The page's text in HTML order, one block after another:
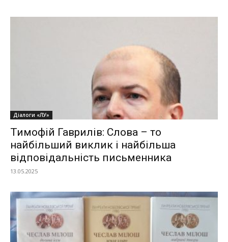
Діалоги «ЛУ»
Тимофій Гаврилів: Слова – то
найбільший виклик і найбільша
відповідальність письменника
13.05.2025